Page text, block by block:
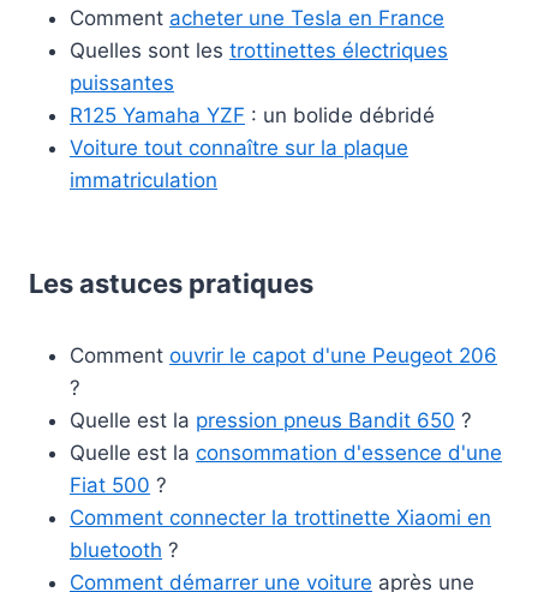
Comment acheter une Tesla en France
Quelles sont les trottinettes électriques
puissantes
R125 Yamaha YZF : un bolide débridé
Voiture tout connaître sur la plaque
immatriculation
Les astuces pratiques
Comment ouvrir le capot d'une Peugeot 206
?
Quelle est la pression pneus Bandit 650 ?
Quelle est la consommation d'essence d'une
Fiat 500 ?
Comment connecter la trottinette Xiaomi en
bluetooth ?
Comment démarrer une voiture après une